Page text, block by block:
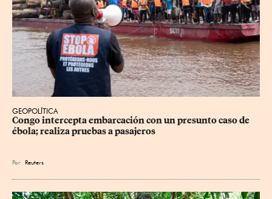
GEOPOLÍTICA
Congo intercepta embarcación con un presunto caso de
ébola; realiza pruebas a pasajeros
Por Reuters